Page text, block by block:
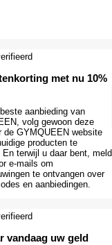
met nu 10%
aanbieding van
volg gewoon deze
de GYMQUEEN website
producten te
En terwijl u daar bent, meld
e-mails om
te ontvangen over
en aanbiedingen.
vandaag uw geld